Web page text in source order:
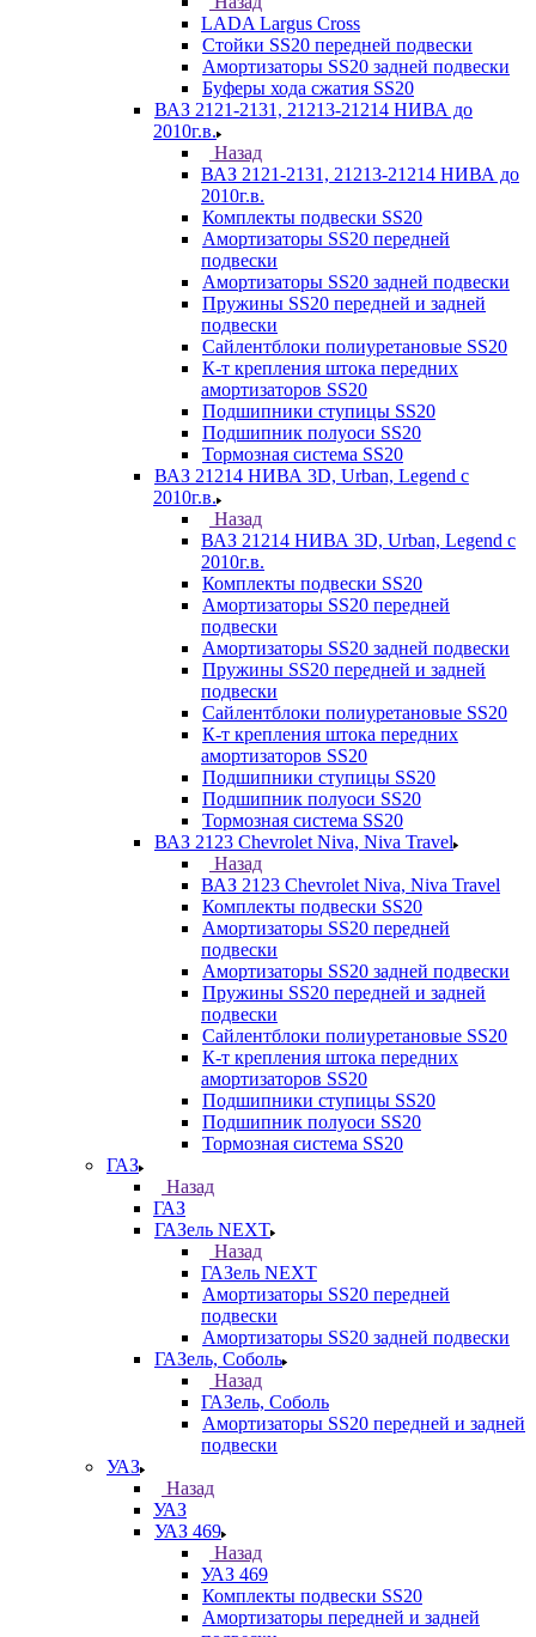
LADA Largus Cross
Стойки SS20 передней подвески
Амортизаторы SS20 задней подвески
Буферы хода сжатия SS20
ВАЗ 2121-2131, 21213-21214 НИВА до
2010г.в.
Назад
ВАЗ 2121-2131, 21213-21214 НИВА до
2010г.в.
Комплекты подвески SS20
Амортизаторы SS20 передней
подвески
Амортизаторы SS20 задней подвески
Пружины SS20 передней и задней
подвески
Сайлентблоки полиуретановые SS20
К-т крепления штока передних
амортизаторов SS20
Подшипники ступицы SS20
Подшипник полуоси SS20
Тормозная система SS20
ВАЗ 21214 НИВА 3D, Urban, Legend c
2010г.в.
Назад
ВАЗ 21214 НИВА 3D, Urban, Legend c
2010г.в.
Комплекты подвески SS20
Амортизаторы SS20 передней
подвески
Амортизаторы SS20 задней подвески
Пружины SS20 передней и задней
подвески
Сайлентблоки полиуретановые SS20
К-т крепления штока передних
амортизаторов SS20
Подшипники ступицы SS20
Подшипник полуоси SS20
Тормозная система SS20
ВАЗ 2123 Chevrolet Niva, Niva Travel
Назад
ВАЗ 2123 Chevrolet Niva, Niva Travel
Комплекты подвески SS20
Амортизаторы SS20 передней
подвески
Амортизаторы SS20 задней подвески
Пружины SS20 передней и задней
подвески
Сайлентблоки полиуретановые SS20
К-т крепления штока передних
амортизаторов SS20
Подшипники ступицы SS20
Подшипник полуоси SS20
Тормозная система SS20
ГАЗ
Назад
ГАЗ
ГАЗель NEXT
Назад
ГАЗель NEXT
Амортизаторы SS20 передней
подвески
Амортизаторы SS20 задней подвески
ГАЗель, Соболь
Назад
ГАЗель, Соболь
Амортизаторы SS20 передней и задней
подвески
УАЗ
Назад
УАЗ
УАЗ 469
Назад
УАЗ 469
Комплекты подвески SS20
Амортизаторы передней и задней